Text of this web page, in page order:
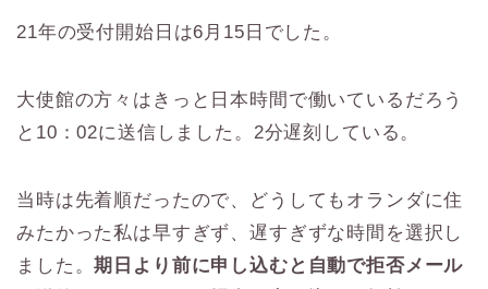
21年の受付開始日は6月15日でした。
大使館の方々はきっと日本時間で働いているだろう
と10：02に送信しました。2分遅刻している。
当時は先着順だったので、どうしてもオランダに住
みたかった私は早すぎず、遅すぎずな時間を選択し
ました。期日より前に申し込むと自動で拒否メール